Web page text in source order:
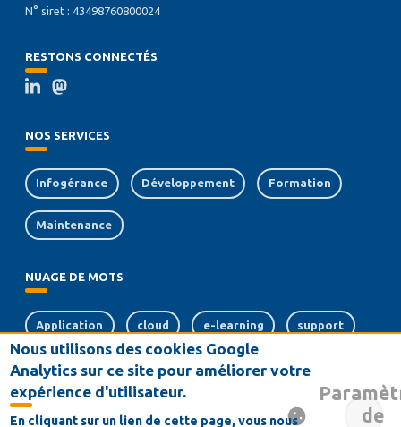
N° siret : 43498760800024
RESTONS CONNECTÉS
NOS SERVICES
Infogérance Développement Formation
Maintenance
NUAGE DE MOTS
Application cloud e-learning support
web sécurité crm
de
Nous utilisons des cookies Google
Analytics sur ce site pour améliorer votre
expérience d'utilisateur.
En cliquant sur un lien de cette page, vous nous